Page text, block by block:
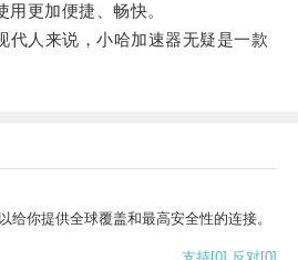
更加便捷、畅快。
人来说，小哈加速器无疑是一款
给你提供全球覆盖和最高安全性的连接。